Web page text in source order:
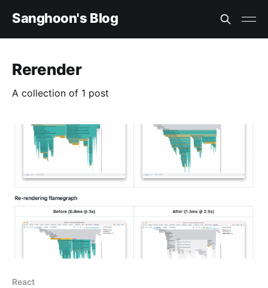
Sanghoon's Blog
Rerender
A collection of 1 post
React